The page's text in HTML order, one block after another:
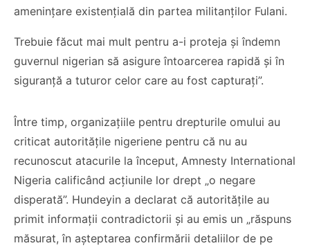
amenințare existențială din partea militanților Fulani.
Trebuie făcut mai mult pentru a-i proteja și îndemn
guvernul nigerian să asigure întoarcerea rapidă și în
siguranță a tuturor celor care au fost capturați”.
Între timp, organizațiile pentru drepturile omului au
criticat autoritățile nigeriene pentru că nu au
recunoscut atacurile la început, Amnesty International
Nigeria calificând acțiunile lor drept „o negare
disperată”. Hundeyin a declarat că autoritățile au
primit informații contradictorii și au emis un „răspuns
măsurat, în așteptarea confirmării detaliilor de pe